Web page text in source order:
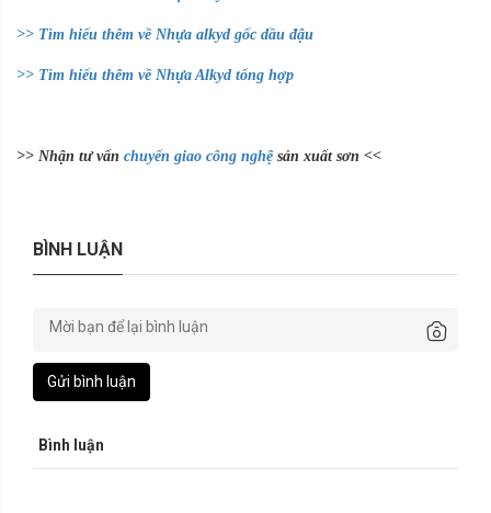
>> Tìm hiểu thêm về Nhựa alkyd gốc dầu đậu
>> Tìm hiểu thêm về Nhựa Alkyd tổng hợp
>> Nhận tư vấn chuyển giao công nghệ sản xuất sơn <<
BÌNH LUẬN
Gửi bình luận
Bình luận